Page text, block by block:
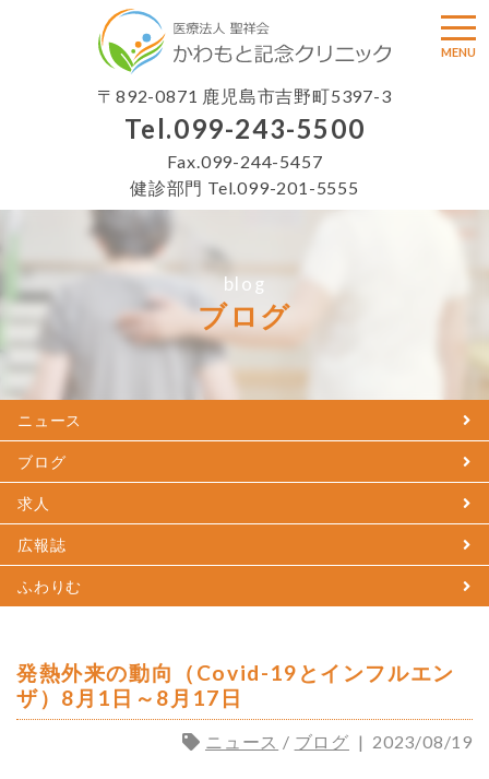
MENU
〒892-0871 鹿児島市吉野町5397-3
Tel.099-243-5500
Fax.099-244-5457
健診部門 Tel.099-201-5555
blog
ブログ
ニュース
ブログ
求人
広報誌
ふわりむ
発熱外来の動向（Covid-19とインフルエン
ザ）8月1日～8月17日
ニュース / ブログ | 2023/08/19